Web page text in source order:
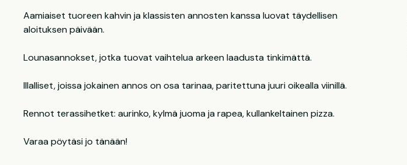
Aamiaiset tuoreen kahvin ja klassisten annosten kanssa luovat täydellisen
aloituksen päivään.
Lounasannokset, jotka tuovat vaihtelua arkeen laadusta tinkimättä.
Illalliset, joissa jokainen annos on osa tarinaa, paritettuna juuri oikealla viinillä.
Rennot terassihetket: aurinko, kylmä juoma ja rapea, kullankeltainen pizza.
Varaa pöytäsi jo tänään!